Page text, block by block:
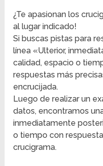
¿Te apasionan los
al lugar indicado!
Si buscas pistas para
línea «Ulterior,
calidad, espacio o
respuestas más
encrucijada.
Luego de realizar un
datos, encontramos
inmediatamente
o tiempo con
crucigrama.